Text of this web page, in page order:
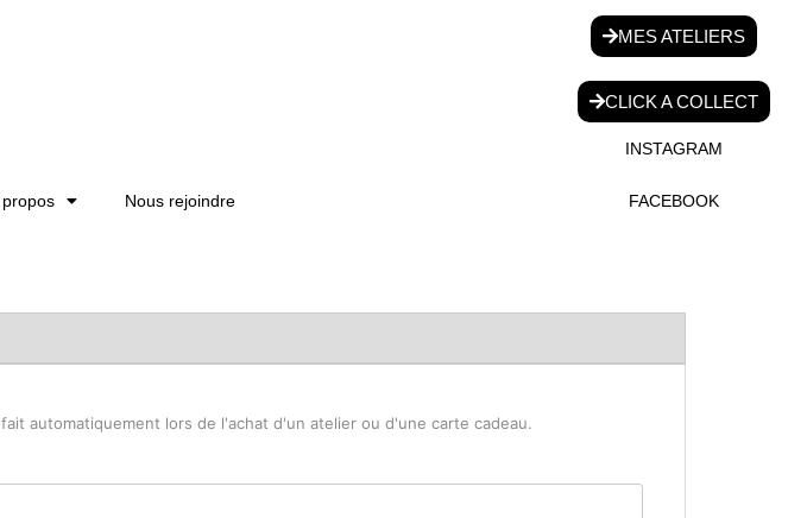
Nous rejoindre
MES ATELIERS
CLICK A COLLECT
INSTAGRAM
FACEBOOK
automatiquement lors de l'achat d'un atelier ou d'une carte cadeau.